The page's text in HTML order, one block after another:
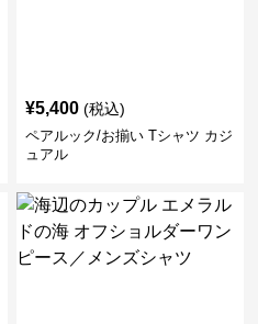
¥5,400 (税込)
ペアルック/お揃い Tシャツ カジ
ュアル